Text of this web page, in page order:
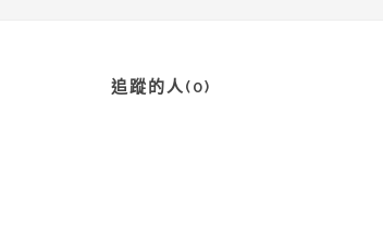
追蹤的人(0)